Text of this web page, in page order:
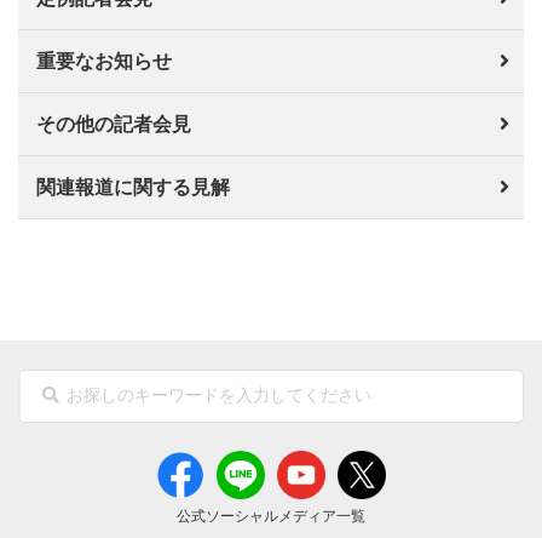
重要なお知らせ
その他の記者会見
関連報道に関する見解
公式ソーシャルメディア一覧